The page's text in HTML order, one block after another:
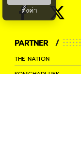
PARTNER
THE NATION
KOMCHADLUEK
ตั้งค่า